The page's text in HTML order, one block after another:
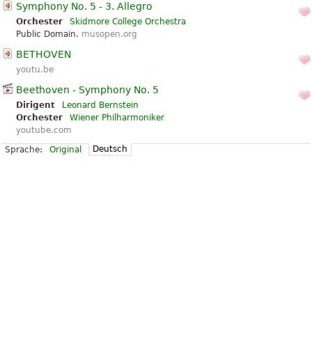
Symphony No. 5 - 3. Allegro
Orchester
Skidmore College Orchestra
Public Domain. musopen.org
BETHOVEN
youtu.be
Beethoven - Symphony No. 5
Dirigent
Leonard Bernstein
Orchester
Wiener Philharmoniker
youtube.com
Sprache:
Original Deutsch